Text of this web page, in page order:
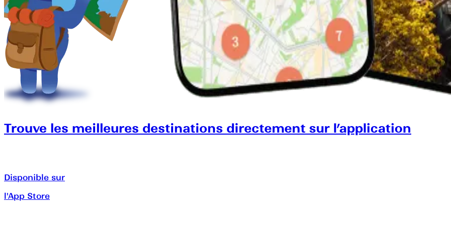
Trouve les meilleures destinations directement sur l’application
Disponible sur
l'App Store